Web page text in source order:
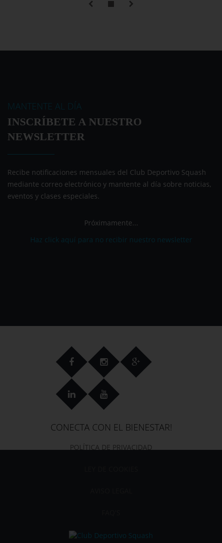
MANTENTE AL DÍA
INSCRÍBETE A NUESTRO
NEWSLETTER
Recibe notificaciones mensuales del Club Deportivo Squash
mediante correo electrónico y mantente al día sobre noticias,
eventos y clases especiales.
Próximamente...
Haz click aquí para no recibir nuestro newsletter
CONECTA CON EL BIENESTAR!
POLÍTICA DE PRIVACIDAD